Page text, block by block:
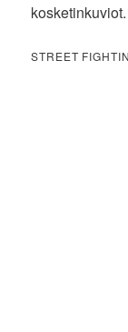
kosketinkuviot.
STREET